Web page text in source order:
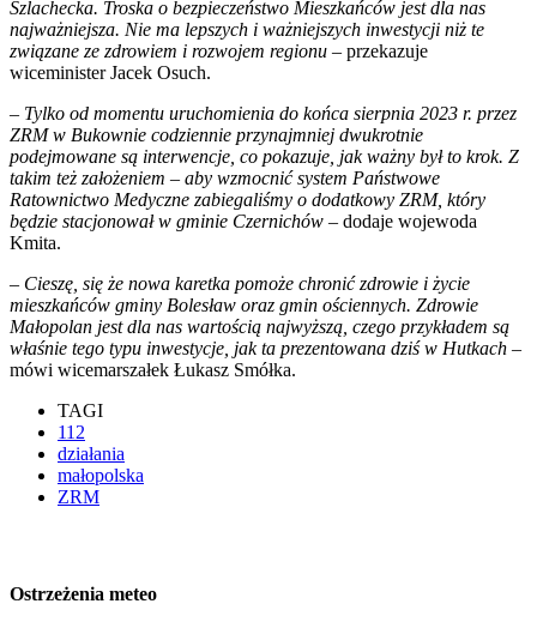
Szlachecka. Troska o bezpieczeństwo Mieszkańców jest dla nas
najważniejsza. Nie ma lepszych i ważniejszych inwestycji niż te
związane ze zdrowiem i rozwojem regionu – przekazuje
wiceminister Jacek Osuch.
– Tylko od momentu uruchomienia do końca sierpnia 2023 r. przez
ZRM w Bukownie codziennie przynajmniej dwukrotnie
podejmowane są interwencje, co pokazuje, jak ważny był to krok. Z
takim też założeniem – aby wzmocnić system Państwowe
Ratownictwo Medyczne zabiegaliśmy o dodatkowy ZRM, który
będzie stacjonował w gminie Czernichów – dodaje wojewoda
Kmita.
– Cieszę, się że nowa karetka pomoże chronić zdrowie i życie
mieszkańców gminy Bolesław oraz gmin ościennych. Zdrowie
Małopolan jest dla nas wartością najwyższą, czego przykładem są
właśnie tego typu inwestycje, jak ta prezentowana dziś w Hutkach –
mówi wicemarszałek Łukasz Smółka.
TAGI
112
działania
małopolska
ZRM
Ostrzeżenia meteo